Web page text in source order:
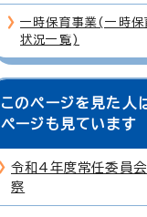
一時保育事業(一時保
状況一覧)
このページを見た人
ページも見ています
令和4年度常任委員
察